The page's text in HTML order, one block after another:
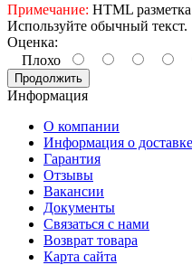
Примечание: HTML
Используйте обычный текст.
Оценка:
Плохо
Продолжить
Информация
О компании
Информация о доставке
Гарантия
Отзывы
Вакансии
Документы
Связаться с нами
Возврат товара
Карта сайта